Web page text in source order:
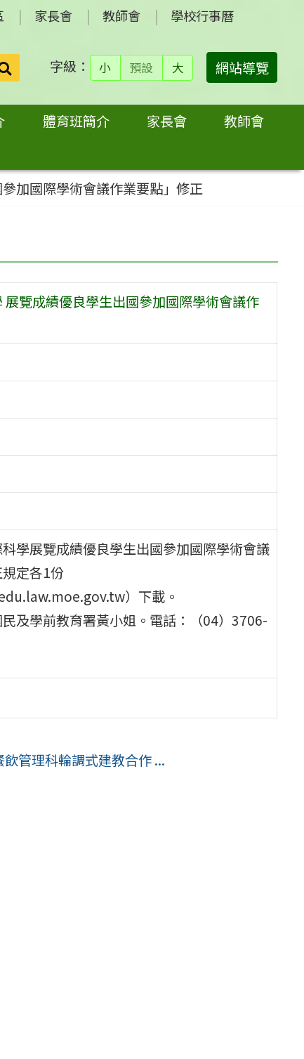
家長會 教師會 學校行事曆
搜
尋：
字級： 小 預設 大 網站導覽
體育班簡介 家長會
教師會
加國際學術會議作業要點」修正
展覽成績優良學生出國參加國際學術會議作
學展覽成績優良學生出國參加國際學術會議
定各1份
）下載。
及學前教育署黃小姐。電話：（04）3706-
管理科輪調式建教合作 ...